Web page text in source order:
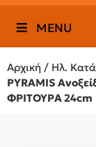
MENU
Αρχική / Ηλ.
PYRAMIS
ΦΡΙΤΟΥΡΑ 24cm